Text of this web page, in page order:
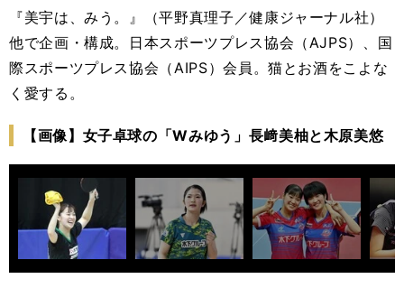
『美宇は、みう。』（平野真理子／健康ジャーナル社）
他で企画・構成。日本スポーツプレス協会（AJPS）、国
際スポーツプレス協会（AIPS）会員。猫とお酒をこよな
く愛する。
【画像】女子卓球の「Wみゆう」長﨑美柚と木原美悠